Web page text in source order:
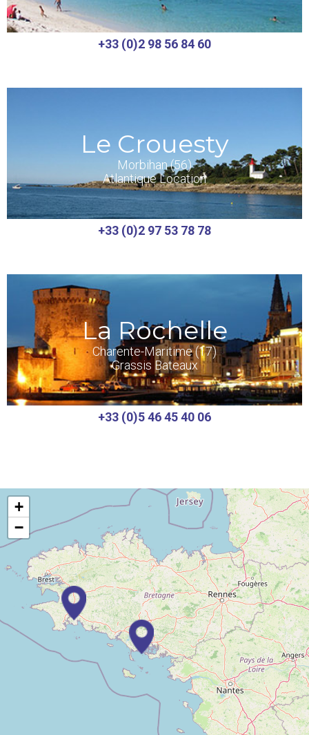
+33 (0)2 98 56 84 60
Le Crouesty
Morbihan (56)
Atlantique Location
+33 (0)2 97 53 78 78
La Rochelle
Charente-Maritime (17)
Grassis Bateaux
+33 (0)5 46 45 40 06
+
−